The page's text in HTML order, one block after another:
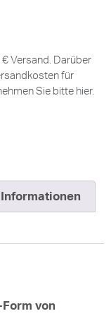
Versand. Darüber
für
Sie bitte hier.
von